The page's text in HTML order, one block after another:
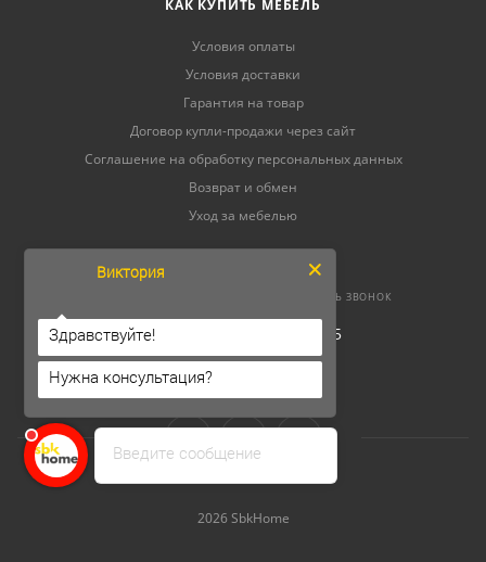
КАК КУПИТЬ МЕБЕЛЬ
Условия оплаты
Условия доставки
Гарантия на товар
Договор купли-продажи через сайт
Соглашение на обработку персональных данных
Возврат и обмен
Уход за мебелью
ЗАКАЗАТЬ ЗВОНОК
ОГРНИП 304264520800165
ИНН 262300156302
2026 SbkHome
Введите сообщение
Виктория
Здравствуйте!
Нужна консультация?